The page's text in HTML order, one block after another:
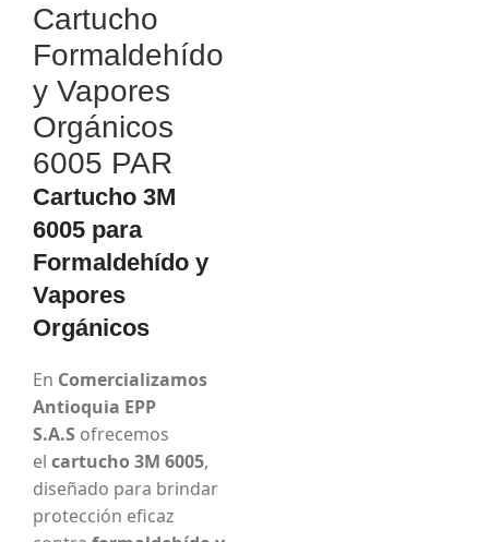
Cartucho
Formaldehído
y Vapores
Orgánicos
6005 PAR
Cartucho 3M
6005 para
Formaldehído y
Vapores
Orgánicos
En Comercializamos
Antioquia EPP
S.A.S ofrecemos
el cartucho 3M 6005,
diseñado para brindar
protección eficaz